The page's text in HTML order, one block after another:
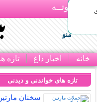
بـیتوتــه
منو
خانه اخبار داغ تازه
تازه های خواندنی و دیدنی
سخنان